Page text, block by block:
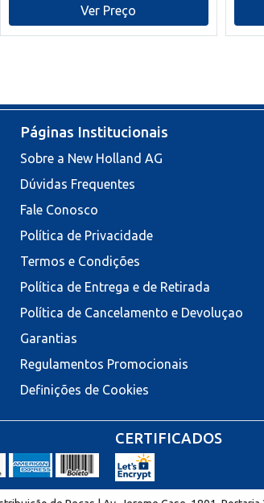
Ver Preço
Páginas Institucionais
Sobre a New Holland AG
Dúvidas Frequentes
Fale Conosco
Política de Privacidade
Termos e Condições
Política de Entrega e de Retirada
Política de Cancelamento e Devoluçao
Garantias
Regulamentos Promocionais
Definições de Cookies
CERTIFICADOS